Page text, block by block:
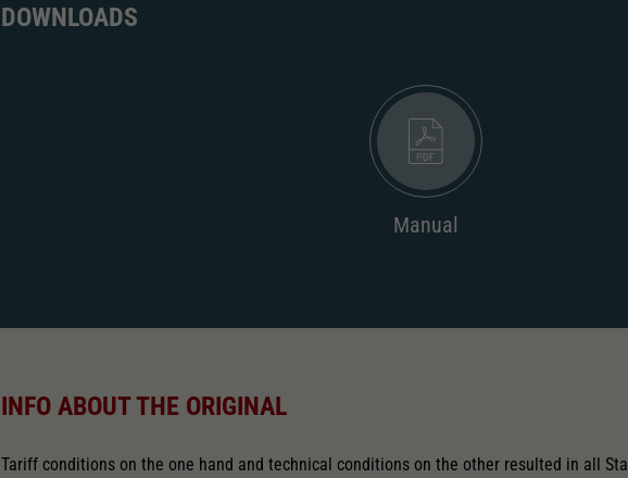
DOWNLOADS
Manual
INFO ABOUT THE ORIGINAL
Tariff conditions on the one hand and technical conditions on the other resulted in all